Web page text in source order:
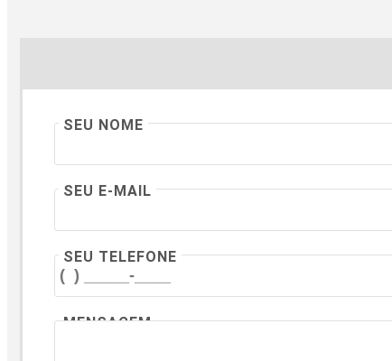
SEU NOME
SEU E-MAIL
SEU TELEFONE
MENSAGEM